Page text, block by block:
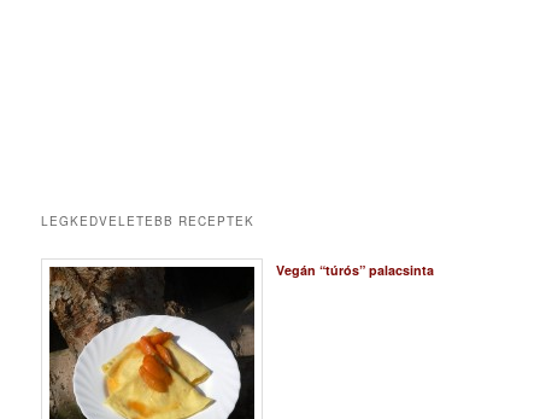
LEGKEDVELETEBB RECEPTEK
Vegán “túrós” palacsinta